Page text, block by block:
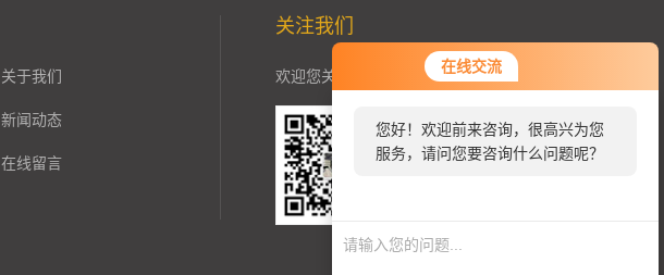
在线交流
您好！欢迎前来咨询，很高兴为您
服务，请问您要咨询什么问题呢？
关于我们
新闻动态
在线留言
关注我们
欢迎您关注加我微信了解更多信息：